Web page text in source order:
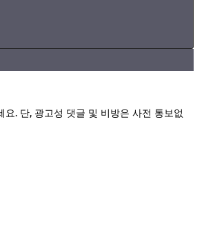
요. 단, 광고성 댓글 및 비방은 사전 통보없